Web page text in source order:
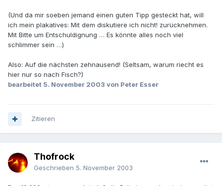
(Und da mir soeben jemand einen guten Tipp gesteckt hat, will
ich mein plakatives: Mit dem diskutiere ich nicht! zurücknehmen.
Mit Bitte um Entschuldignung … Es könnte alles noch viel
schlimmer sein …)
Also: Auf die nächsten zehnausend! (Seltsam, warum riecht es
hier nur so nach Fisch?)
bearbeitet 5. November 2003 von Peter Esser
Zitieren
Thofrock
Geschrieben 5. November 2003